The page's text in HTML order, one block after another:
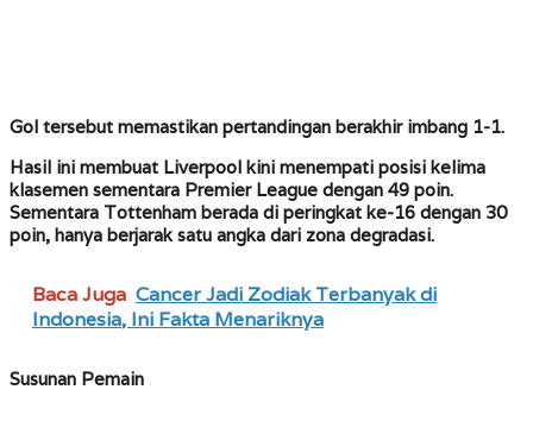
Gol tersebut memastikan pertandingan berakhir imbang 1-1.
Hasil ini membuat Liverpool kini menempati posisi kelima
klasemen sementara Premier League dengan 49 poin.
Sementara Tottenham berada di peringkat ke-16 dengan 30
poin, hanya berjarak satu angka dari zona degradasi.
Baca Juga Cancer Jadi Zodiak Terbanyak di
Indonesia, Ini Fakta Menariknya
Susunan Pemain